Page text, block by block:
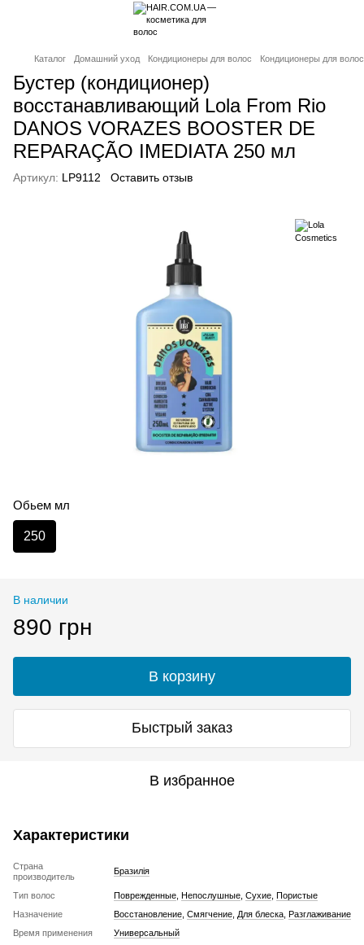
Каталог Домашний уход Кондиционеры для волос Кондиционеры для
Бустер (кондиционер)
восстанавливающий Lola From Rio
DANOS VORAZES BOOSTER DE
REPARAÇÃO IMEDIATA 250 мл
Артикул: LP9112 Оставить отзыв
Обьем мл
250
В наличии
890 грн
В корзину
Быстрый заказ
В избранное
Характеристики
Страна
производитель
Бразилія
Тип волос Поврежденные Непослушные Сухие Пористые
Назначение
Восстановление Смягчение Для блеска Разглаживание
Время применения
Универсальный